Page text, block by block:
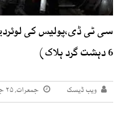
سی ٹی ڈی،پولیس کی
6 دہشت گرد ہلاک)
ویب ڈیسک جمعرات, ۲۵ جون ۲۰۲۶